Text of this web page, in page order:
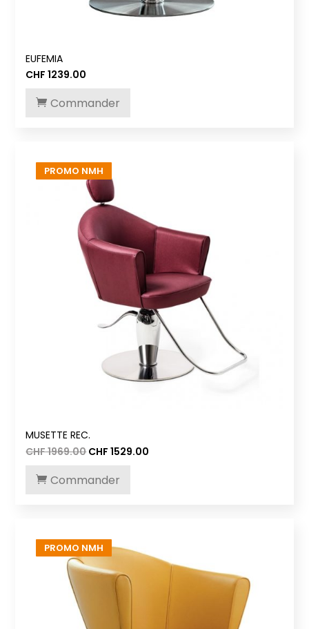
EUFEMIA
CHF 1239.00
Commander
PROMO NMH
MUSETTE REC.
CHF1969.00Le
initial
CHF 1529.00
Commander
PROMO NMH